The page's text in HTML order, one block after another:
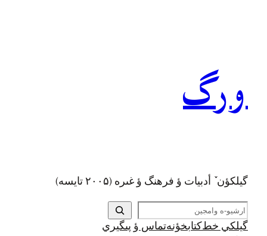
فرهنگ ؤ غىره (۲۰۰۵ تايسه)
تماس ؤ پىگيري